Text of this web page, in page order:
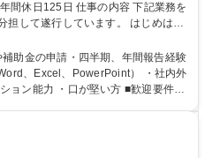
の内容 下記業務を
担して遂行しています。 はじめは担
くゆくはリーダーやマネージャーポ
。 【総務・人事グルー
用活動 ・教育研修の企画、実行 ・勤
会議運営（評議員会、理事会） ・
せ、相談対応 ・その他日常の総務
助金の申請・四半期、年間報告経験
、Excel、PowerPoint） ・社内外
力 ・口が堅い方 ■歓迎要件